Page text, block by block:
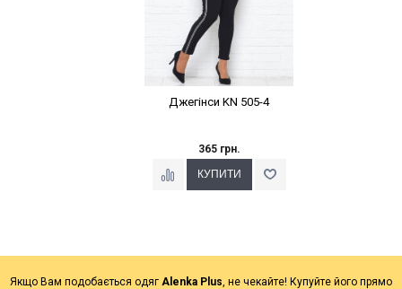
Джегінси KN 505-4
365 грн.
Якщо Вам подобається одяг Alenka Plus, не чекайте! Купуйте його прямо